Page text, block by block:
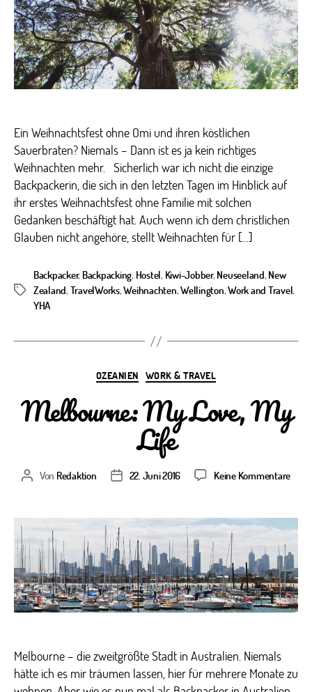
Ein Weihnachtsfest ohne Omi und ihren köstlichen
Sauerbraten? Niemals – Dann ist es ja kein richtiges
Weihnachten mehr. Sicherlich war ich nicht die einzige
Backpackerin, die sich in den letzten Tagen im Hinblick auf
ihr erstes Weihnachtsfest ohne Familie mit solchen
Gedanken beschäftigt hat. Auch wenn ich dem christlichen
Glauben nicht angehöre, stellt Weihnachten für […]
Schlagwörter
Backpacker, Backpacking, Hostel, Kiwi-Jobber, Neuseeland, New
Zealand, TravelWorks,Weihnachten,Wellington,Work and Travel,
YHA
Kategorien
OZEANIEN WORK & TRAVEL
Melbourne: My Love, My
Life
Beitragsautor
Von Redaktion Veröffentlichungsdatum
22. Juni 2016 Keine Kommentarezu
Love,
Life
Melbourne – die zweitgrößte Stadt in Australien. Niemals
hätte ich es mir träumen lassen, hier für mehrere Monate zu